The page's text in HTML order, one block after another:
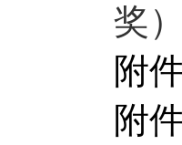
奖
附
附